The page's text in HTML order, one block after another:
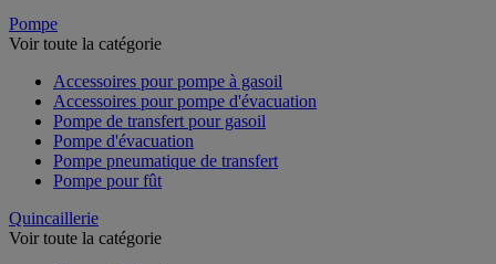
Pompe
Voir toute la catégorie
Accessoires pour pompe à gasoil
Accessoires pour pompe d'évacuation
Pompe de transfert pour gasoil
Pompe d'évacuation
Pompe pneumatique de transfert
Pompe pour fût
Quincaillerie
Voir toute la catégorie